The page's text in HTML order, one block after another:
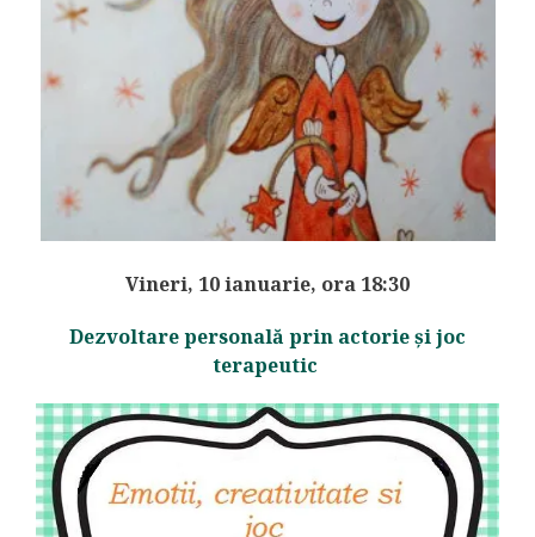
Vineri, 10 ianuarie, ora 18:30
Dezvoltare personală prin actorie și joc
terapeutic